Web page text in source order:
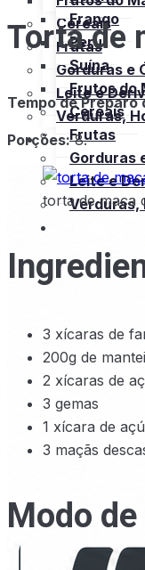
Cereais
Frutas
Gorduras e
Leite e
Verduras,
Bula
Frango
Peru
Suína
Frutos do
Cereais
Frutas
Gorduras
Leite e
Verduras,
Torta de
Tempo de Preparo
Porções:8.
torta de maça
3 xícaras de
200g de
2 xícaras de
3 gemas
1 xícara de
3 maçãs
Modo